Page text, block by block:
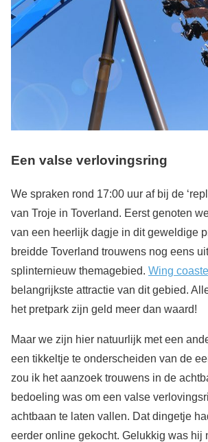
Een valse verlovingsring
We spraken rond 17:00 uur af bij de
van Troje in Toverland. Eerst genoten
van een heerlijk dagje in dit geweldige
breidde Toverland trouwens nog eens
splinternieuw themagebied. Wing
belangrijkste attractie van dit gebied.
het pretpark zijn geld meer dan waard!
Maar we zijn hier natuurlijk met een
een tikkeltje te onderscheiden van de
zou ik het aanzoek trouwens in de
bedoeling was om een valse
achtbaan te laten vallen. Dat dingetje
eerder online gekocht. Gelukkig was hij